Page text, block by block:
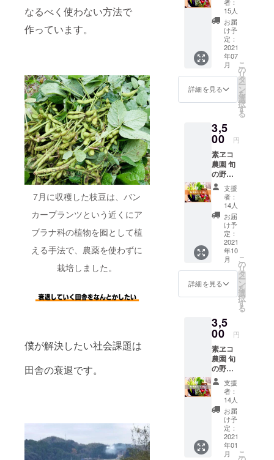
なるべく使わない方法で
作っています。
7月に収穫した枝豆は、バン
カープランツという近くにア
ブラナ科の植物を囮として植
える手法で、農薬を使わずに
栽培しました。
僕が解決したい社会課題は
田舎の衰退です。
サボテ
ンと同
じCAM
植物で
日持ち
もする
し、乾
燥して
ること
ができ
万能で
す。 ぜ
ひ、一
度試し
てみて
くださ
い。 ※
値段は
送料込
みの値
段に
なって
いま
す。
業は、
リアル
な学び
になる
ことで
しょ
う。 帰
りに
は、農
緒に作
業した
こと
で、食
べる農
作物も
また
違った
味わい
がある
こと間
違いな
し。 ※
備考欄
に本名
番号を
書いて
効期
限：
2020年
10月〜
2021年
9月 日
程調節
や当日
持参す
るもの
などの
詳細
は、
メッ
方で、
こだ
わって
作った
素ヱコ
農園の
野菜
セット
です。
ださ
い！
3500円
（送料
込み）
分の春
野菜を
あなた
のご自
宅にお
届けし
ます。
お礼の
メッ
セージ
スエ子
ばあ
ちゃん
と一緒
に作っ
た旬の
野菜
セッ
承農法
などを
駆使
し、野
菜本来
の味を
引き出
す作り
方で、
こだ
わって
作った
素ヱコ
農園の
野菜
セット
です。
ださ
い！
3500円
（送料
込み）
分の夏
野菜を
あなた
のご自
宅にお
届けし
ます。
15人
お届
け予
定：
2021
年07
月
詳細を見る
こ
の
リ
タ
ー
ン
を
選
択
す
る
3,5
00 円
素ヱコ
農園 旬
の野菜
セット
(秋） ＋
お礼の
メッ
セージ
スエ子
ばあ
ちゃん
と一緒
に作っ
た旬の
野菜
セッ
承農法
などを
駆使
し、野
菜本来
の味を
引き出
す作り
方で、
こだ
わって
作った
素ヱコ
農園の
野菜
支援
者：
14人
お届
け予
定：
2021
年10
月
詳細を見る
こ
の
リ
タ
ー
ン
を
選
択
す
る
3,5
00 円
素ヱコ
農園 旬
の野菜
セット
(冬） ＋
お礼の
メッ
セージ
スエ子
ばあ
ちゃん
と一緒
支援
者：
14人
お届
け予
定：
2021
年01
月
こ